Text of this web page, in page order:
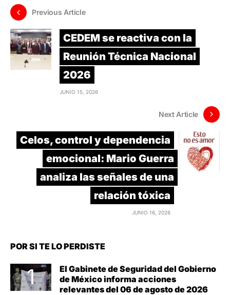
Previous Article
CEDEM se reactiva con la
Reunión Técnica Nacional
2026
JUNIO 15, 2026
Next Article
Celos, control y dependencia
emocional: Mario Guerra
analiza las señales de una
relación tóxica
JUNIO 16, 2026
POR SI TE LO PERDISTE
El Gabinete de Seguridad del Gobierno
de México informa acciones
relevantes del 06 de agosto de 2026